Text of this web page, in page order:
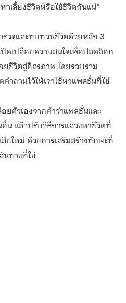
าเลี้ยงชีวิตหรือใช้ชีวิตกันแน่”
รวจและทบทวนชีวิตด้วยหลัก 3
ดเปลือยความสนใจเพื่อปลดล็อก
ชีวิตสู่อิสรภาพ โดยรวบรวม
ำถามไว้ให้เราใช้หาแพสชั่นที่ใช่
ยตัวเองจากคำว่าแพสชั่นและ
น แล้วปรับวิธีการแสวงหาชีวิตที่
ยใหม่ ด้วยการเสริมสร้างทักษะที่
นทางที่ใช่